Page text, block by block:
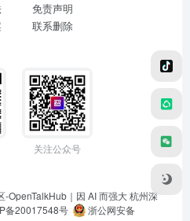
免责声明
联系删除
关注公众号
-OpenTalkHub｜因 AI 而强大 杭州深
备20017548号
浙公网安备